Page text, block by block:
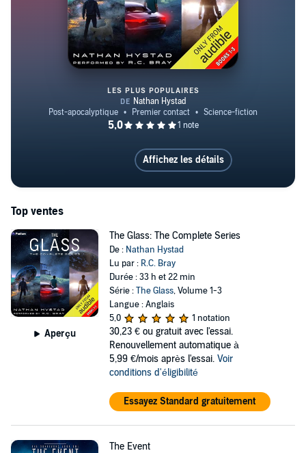
The Glass: The Complete Series
LES PLUS POPULAIRES
Affichez les détails
Top ventes
Aperçu
The Glass: The Complete Series
De : Nathan Hystad
Lu par : R.C. Bray
Durée : 33 h et 22 min
Série :The Glass, Volume 1-3
Langue : Anglais
5,0
1 notation
30,23 € ou gratuit avec l'essai.
Renouvellement automatique à
5,99 €/mois après l'essai. Voir
conditions d'éligibilité
Essayez Standard gratuitement
The Event